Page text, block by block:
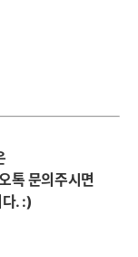
문의주시면
. :)